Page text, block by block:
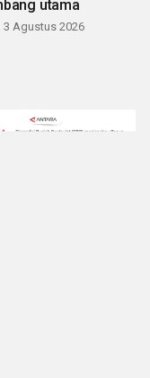
utama
3 Agustus 2026